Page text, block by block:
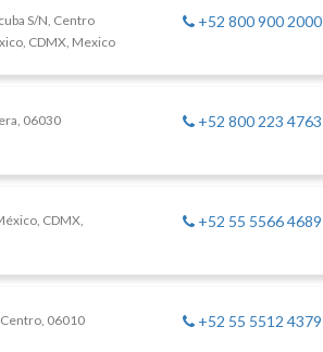
S/N, Centro
CDMX, Mexico
+52 800 900 2000
06030
+52 800 223 4763
CDMX,
+52 55 5566 4689
06010
+52 55 5512 4379